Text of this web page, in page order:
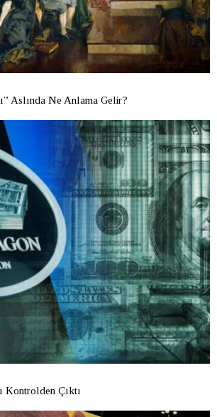
Aslında Ne Anlama Gelir?
Kontrolden Çıktı